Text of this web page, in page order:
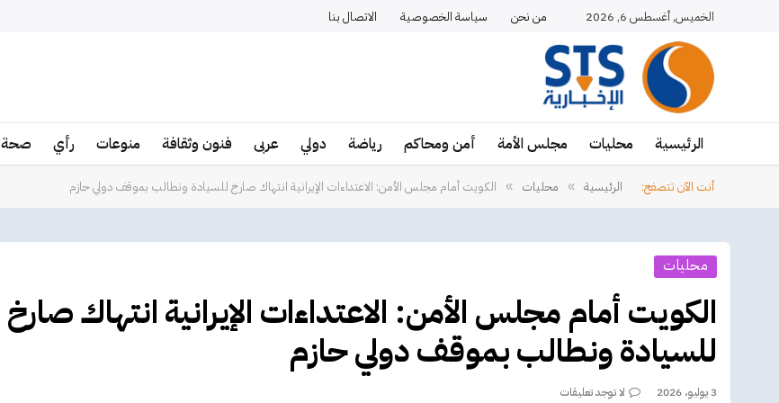
الخميس, أغسطس 6, 2026 من نحن سياسة الخصوصية الاتصال بنا
الرئيسية محليات مجلس الأمة أمن ومحاكم رياضة دولي عربى فنون وثقافة منوعات رأي صحة
أنت الآن تتصفح: الرئيسية » محليات » الكويت أمام مجلس الأمن: الاعتداءات الإيرانية انتهاك صارخ للسيادة ونطالب بموقف دولي حازم
محليات
الكويت أمام مجلس الأمن: الاعتداءات الإيرانية انتهاك صارخ
للسيادة ونطالب بموقف دولي حازم
3 يوليو، 2026 لا توجد تعليقات